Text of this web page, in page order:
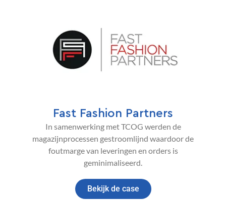
Fast Fashion Partners
In samenwerking met TCOG werden de
magazijnprocessen gestroomlijnd waardoor de
foutmarge van leveringen en orders is
geminimaliseerd.
Bekijk de case